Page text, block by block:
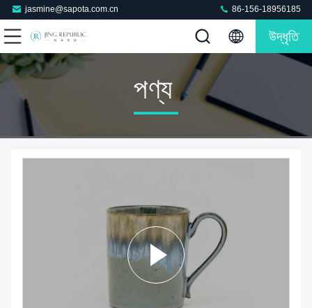
jasmine@sapota.com.cn 86-156-18956185
উদ্ধৃতি
পণ্য